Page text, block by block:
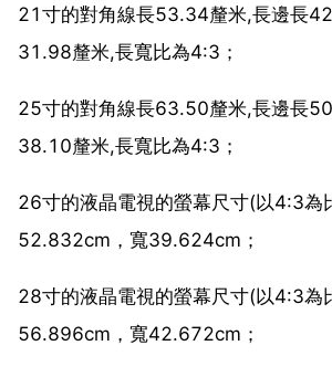
21寸的對角線長53.34釐米,長邊長
31.98釐米,長寬比為4:3；
25寸的對角線長63.50釐米,長邊長
38.10釐米,長寬比為4:3；
26寸的液晶電視的螢幕尺寸(以4:3為
52.832cm，寬39.624cm；
28寸的液晶電視的螢幕尺寸(以4:3為
56.896cm，寬42.672cm；